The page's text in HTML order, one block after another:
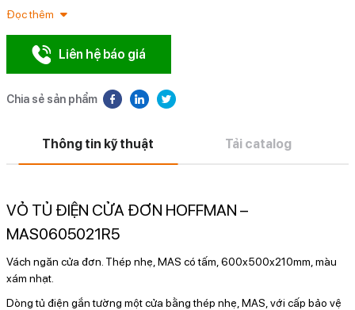
Đọc thêm
Liên hệ báo giá
Chia sẻ sản phẩm
Thông tin kỹ thuật Tải catalog
VỎ TỦ ĐIỆN CỬA ĐƠN HOFFMAN –
MAS0605021R5
Vách ngăn cửa đơn. Thép nhẹ, MAS có tấm, 600x500x210mm, màu
xám nhạt.
Dòng tủ điện gắn tường một cửa bằng thép nhẹ, MAS, với cấp bảo vệ